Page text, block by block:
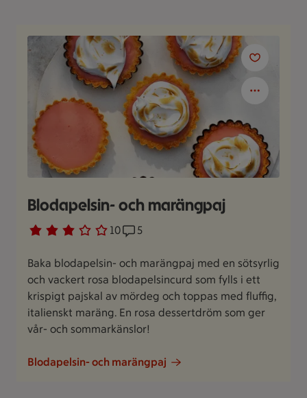
Blodapelsin- och marängpaj
Betyg 2.9 av 5. 10
10 personer har röstatReceptet har 5 kommentarer
5
Baka blodapelsin- och marängpaj med en sötsyrlig
och vackert rosa blodapelsincurd som fylls i ett
krispigt pajskal av mördeg och toppas med fluffig,
italienskt maräng. En rosa dessertdröm som ger
vår- och sommarkänslor!
Blodapelsin- och marängpaj